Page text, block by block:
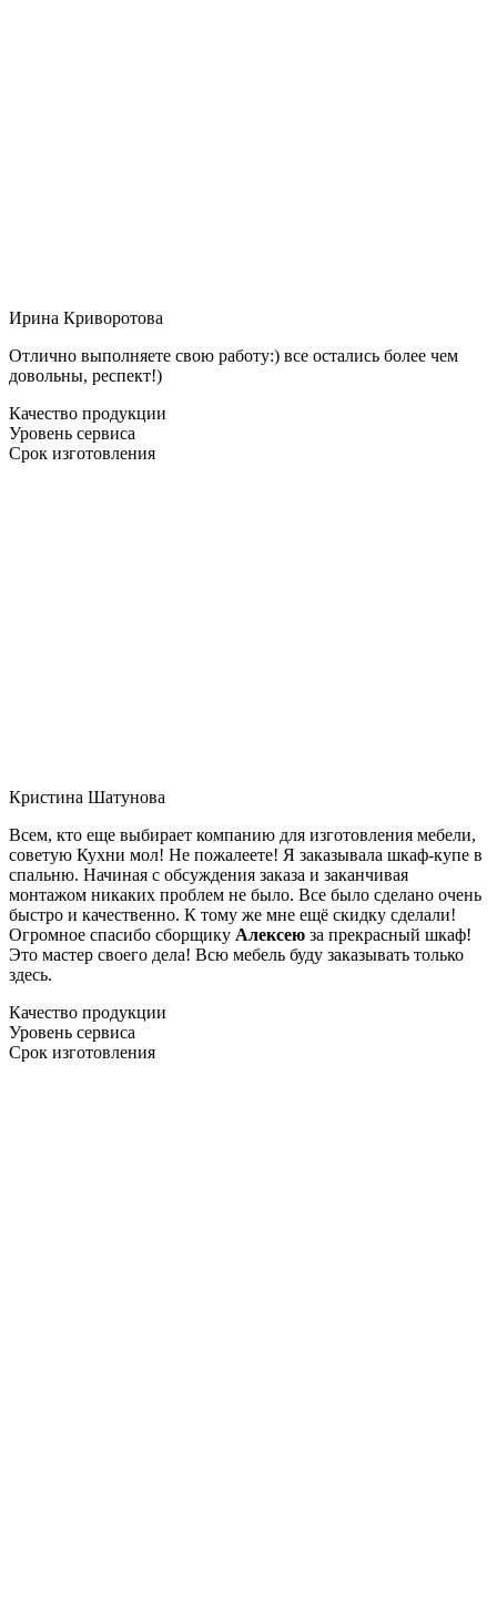
Ирина Криворотова
Отлично выполняете свою работу:) все остались более чем
довольны, респект!)
Качество продукции
Уровень сервиса
Срок изготовления
Кристина Шатунова
Всем, кто еще выбирает компанию для изготовления мебели,
советую Кухни мол! Не пожалеете! Я заказывала шкаф-купе в
спальню. Начиная с обсуждения заказа и заканчивая
монтажом никаких проблем не было. Все было сделано очень
быстро и качественно. К тому же мне ещё скидку сделали!
Огромное спасибо сборщику Алексею за прекрасный шкаф!
Это мастер своего дела! Всю мебель буду заказывать только
здесь.
Качество продукции
Уровень сервиса
Срок изготовления